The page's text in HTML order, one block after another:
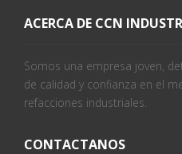
ACERCA DE CCN
Somos una empresa joven,
de calidad y confianza en el
refacciones industriales.
CONTACTANOS